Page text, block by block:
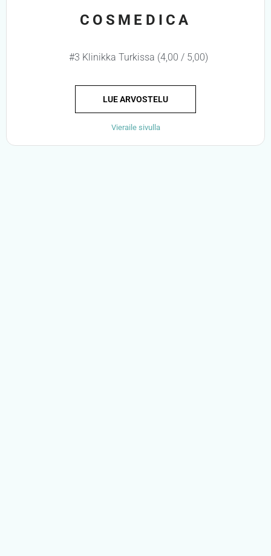
COSMEDICA
#3 Klinikka Turkissa (4,00 / 5,00)
LUE ARVOSTELU
Vieraile sivulla